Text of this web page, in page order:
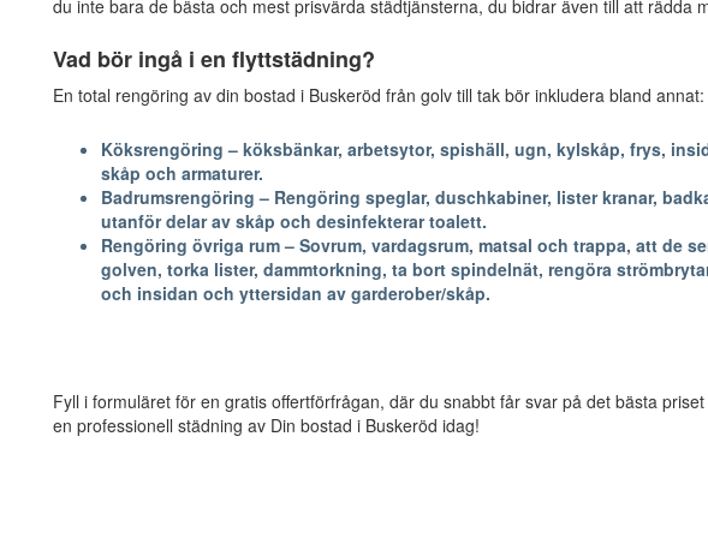
du inte bara de bästa och mest prisvärda städtjänsterna, du bidrar även till att rädda
Vad bör ingå i en flyttstädning?
En total rengöring av din bostad i Buskeröd från golv till tak bör inkludera bland annat:
Köksrengöring – köksbänkar, arbetsytor, spishäll, ugn, kylskåp, frys,
skåp och armaturer.
Badrumsrengöring – Rengöring speglar, duschkabiner, lister kranar,
utanför delar av skåp och desinfekterar toalett.
Rengöring övriga rum – Sovrum, vardagsrum, matsal och trappa, att de
golven, torka lister, dammtorkning, ta bort spindelnät, rengöra
och insidan och yttersidan av garderober/skåp.
Fyll i formuläret för en gratis offertförfrågan, där du snabbt får svar på det bästa
en professionell städning av Din bostad i Buskeröd idag!